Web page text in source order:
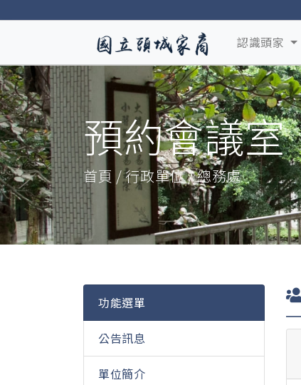
認識頭家
預約會議室
首頁 / 行政單位 / 總務處
功能選單
公告訊息
單位簡介